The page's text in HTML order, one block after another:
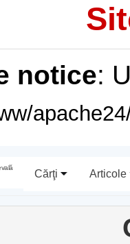
notice:
Cărţi Articole